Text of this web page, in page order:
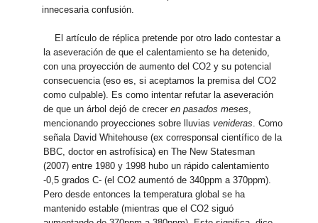
innecesaria confusión.
El artículo de réplica pretende por otro lado contestar a
la aseveración de que el calentamiento se ha detenido,
con una proyección de aumento del CO2 y su potencial
consecuencia (eso es, si aceptamos la premisa del CO2
como culpable). Es como intentar refutar la aseveración
de que un árbol dejó de creceren pasados meses,
mencionando proyecciones sobre lluviasvenideras. Como
señala David Whitehouse (ex corresponsal científico de la
BBC, doctor en astrofísica) en The New Statesman
(2007) entre 1980 y 1998 hubo un rápido calentamiento
-0,5 grados C- (el CO2 aumentó de 340ppm a 370ppm).
Pero desde entonces la temperatura global se ha
mantenido estable (mientras que el CO2 siguó